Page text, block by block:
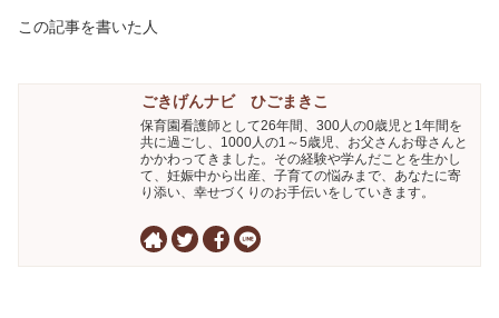
この記事を書いた人
ごきげんナビ ひごまきこ
保育園看護師として26年間、300人の0歳児と1年間を
共に過ごし、1000人の1～5歳児、お父さんお母さんと
かかわってきました。その経験や学んだことを生かし
て、妊娠中から出産、子育ての悩みまで、あなたに寄
り添い、幸せづくりのお手伝いをしていきます。